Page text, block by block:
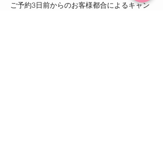
ご予約3日前からのお客様都合によるキャン